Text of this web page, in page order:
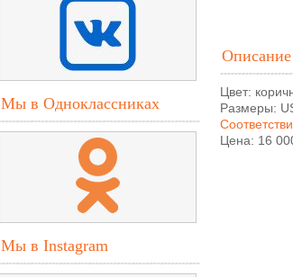
Мы в Одноклассниках
Мы в Instagram
Описание
Цвет:
Размеры:
Цена: 16